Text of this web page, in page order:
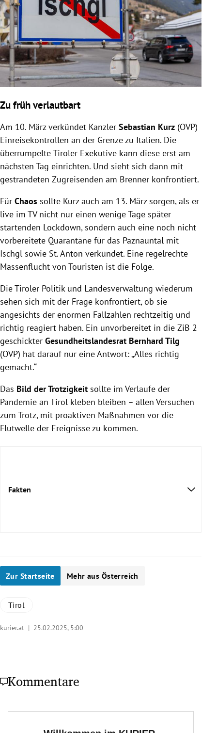
Zu früh verlautbart
Am 10. März verkündet Kanzler Sebastian Kurz (ÖVP)
Einreisekontrollen an der Grenze zu Italien. Die
überrumpelte Tiroler Exekutive kann diese erst am
nächsten Tag einrichten. Und sieht sich dann mit
gestrandeten Zugreisenden am Brenner konfrontiert.
Für Chaos sollte Kurz auch am 13. März sorgen, als er
live im TV nicht nur einen wenige Tage später
startenden Lockdown, sondern auch eine noch nicht
vorbereitete Quarantäne für das Paznauntal mit
Ischgl sowie St. Anton verkündet. Eine regelrechte
Massenflucht von Touristen ist die Folge.
Die Tiroler Politik und Landesverwaltung wiederum
sehen sich mit der Frage konfrontiert, ob sie
angesichts der enormen Fallzahlen rechtzeitig und
richtig reagiert haben. Ein unvorbereitet in die ZiB 2
geschickter Gesundheitslandesrat Bernhard Tilg
(ÖVP) hat darauf nur eine Antwort: „Alles richtig
gemacht.“
Das Bild der Trotzigkeit sollte im Verlaufe der
Pandemie an Tirol kleben bleiben – allen Versuchen
zum Trotz, mit proaktiven Maßnahmen vor die
Flutwelle der Ereignisse zu kommen.
Fakten
Zur Startseite Mehr aus Österreich
Tirol
kurier.at | 25.02.2025, 5:00
Kommentare